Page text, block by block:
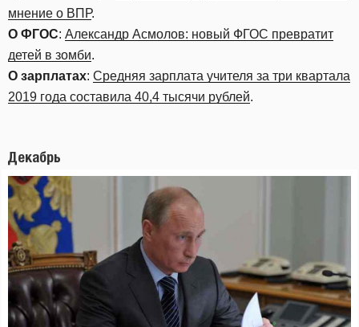
мнение о ВПР.
О ФГОС: Александр Асмолов: новый ФГОС превратит
детей в зомби.
О зарплатах: Средняя зарплата учителя за три квартала
2019 года составила 40,4 тысячи рублей.
Декабрь